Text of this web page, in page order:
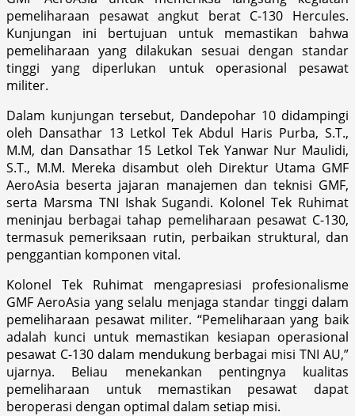
pemeliharaan pesawat angkut berat C-130 Hercules.
Kunjungan ini bertujuan untuk memastikan bahwa
pemeliharaan yang dilakukan sesuai dengan standar
tinggi yang diperlukan untuk operasional pesawat
militer.
Dalam kunjungan tersebut, Dandepohar 10 didampingi
oleh Dansathar 13 Letkol Tek Abdul Haris Purba, S.T.,
M.M, dan Dansathar 15 Letkol Tek Yanwar Nur Maulidi,
S.T., M.M. Mereka disambut oleh Direktur Utama GMF
AeroAsia beserta jajaran manajemen dan teknisi GMF,
serta Marsma TNI Ishak Sugandi. Kolonel Tek Ruhimat
meninjau berbagai tahap pemeliharaan pesawat C-130,
termasuk pemeriksaan rutin, perbaikan struktural, dan
penggantian komponen vital.
Kolonel Tek Ruhimat mengapresiasi profesionalisme
GMF AeroAsia yang selalu menjaga standar tinggi dalam
pemeliharaan pesawat militer. “Pemeliharaan yang baik
adalah kunci untuk memastikan kesiapan operasional
pesawat C-130 dalam mendukung berbagai misi TNI AU,”
ujarnya. Beliau menekankan pentingnya kualitas
pemeliharaan untuk memastikan pesawat dapat
beroperasi dengan optimal dalam setiap misi.